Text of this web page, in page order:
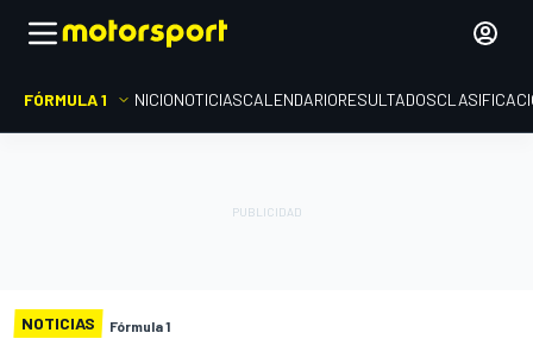
FÓRMULA 1 INICIONOTICIASCALENDARIORESULTADOS
NOTICIAS Fórmula 1